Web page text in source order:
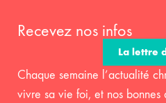
Recevez nos infos
La lettre
Chaque semaine l’actualité
vivre sa vie foi, et nos bonnes